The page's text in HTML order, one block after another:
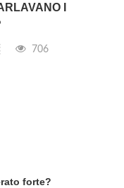
I
706
forte?